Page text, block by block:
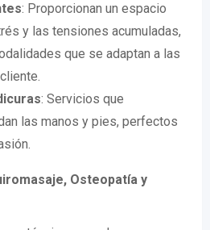
: Proporcionan un espacio
y las tensiones acumuladas,
que se adaptan a las
: Servicios que
las manos y pies, perfectos
Osteopatía y